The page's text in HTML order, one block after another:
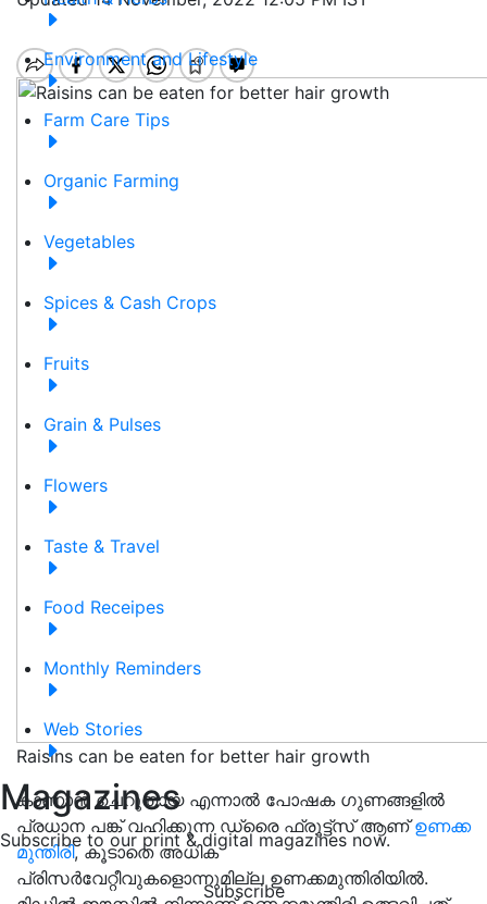
Environment and Lifestyle
Farm Care Tips
Organic Farming
Vegetables
Spices & Cash Crops
Fruits
Grain & Pulses
Flowers
Taste & Travel
Food Receipes
Monthly Reminders
Web Stories
Magazines
Subscribe to our print & digital magazines now.
Subscribe
Raisins can be eaten for better hair growth
കാണാൻ ചെറുതായ എന്നാൽ പോഷക ഗുണങ്ങളിൽ
പ്രധാന പങ്ക് വഹിക്കുന്ന ഡ്രൈ ഫ്രൂട്ട്സ് ആണ്ഉണക്ക
മുന്തിരി, കൂടാതെ അധിക
പ്രിസർവേറ്റീവുകളൊന്നുമില്ല ഉണക്കമുന്തിരിയിൽ.